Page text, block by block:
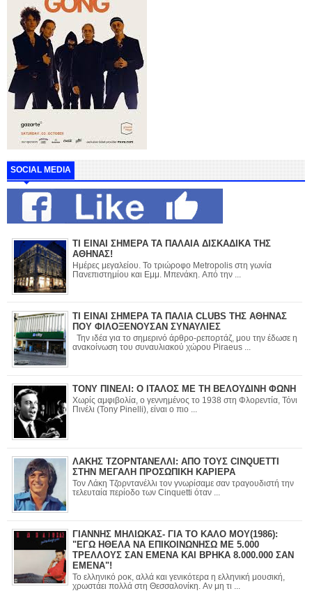
SOCIAL MEDIA
ΤΙ ΕΙΝΑΙ ΣΗΜΕΡΑ ΤΑ ΠΑΛΑΙΑ ΔΙΣΚΑΔΙΚΑ ΤΗΣ
ΑΘΗΝΑΣ!
Ημέρες μεγαλείου. Το τριώροφο Metropolis στη γωνία
Πανεπιστημίου και Εμμ. Μπενάκη. Από την ...
ΤΙ ΕΙΝΑΙ ΣΗΜΕΡΑ ΤΑ ΠΑΛΙΑ CLUBS ΤΗΣ ΑΘΗΝΑΣ
ΠΟΥ ΦΙΛΟΞΕΝΟΥΣΑΝ ΣΥΝΑΥΛΙΕΣ
Την ιδέα για το σημερινό άρθρο-ρεπορτάζ, μου την έδωσε η
ανακοίνωση του συναυλιακού χώρου Piraeus ...
ΤΟΝΥ ΠΙΝΕΛΙ: Ο ΙΤΑΛΟΣ ΜΕ ΤΗ ΒΕΛΟΥΔΙΝΗ ΦΩΝΗ
Χωρίς αμφιβολία, ο γεννημένος το 1938 στη Φλορεντία, Τόνι
Πινέλι (Tony Pinelli), είναι ο πιο ...
ΛΑΚΗΣ ΤΖΟΡΝΤΑΝΕΛΛΙ: ΑΠΟ ΤΟΥΣ CINQUETTI
ΣΤΗΝ ΜΕΓΑΛΗ ΠΡΟΣΩΠΙΚΗ ΚΑΡΙΕΡΑ
Τον Λάκη Τζορντανέλλι τον γνωρίσαμε σαν τραγουδιστή την
τελευταία περίοδο των Cinquetti όταν ...
ΓΙΑΝΝΗΣ ΜΗΛΙΩΚΑΣ- ΓΙΑ ΤΟ ΚΑΛΟ ΜΟΥ(1986):
"ΕΓΩ ΗΘΕΛΑ ΝΑ ΕΠΙΚΟΙΝΩΝΗΣΩ ΜΕ 5.000
ΤΡΕΛΛΟΥΣ ΣΑΝ ΕΜΕΝΑ ΚΑΙ ΒΡΗΚΑ 8.000.000 ΣΑΝ
ΕΜΕΝΑ"!
Το ελληνικό ροκ, αλλά και γενικότερα η ελληνική μουσική,
χρωστάει πολλά στη Θεσσαλονίκη. Αν μη τι ...